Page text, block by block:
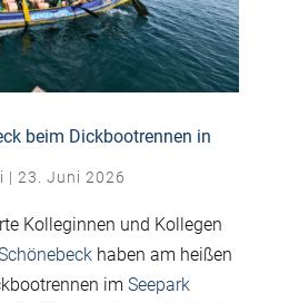
beim Dickbootrennen in
| 23. Juni 2026
Kolleginnen und Kollegen
haben am heißen
im Seepark